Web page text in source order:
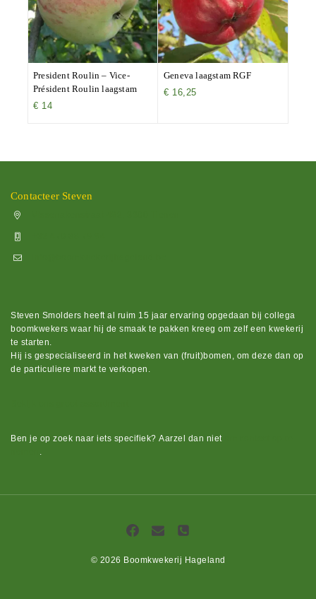
President Roulin – Vice-
Président Roulin laagstam
€ 14
Geneva laagstam RGF
€ 16,25
Contacteer Steven
Steven Smolders heeft al ruim 15 jaar ervaring opgedaan bij collega
boomkwekers waar hij de smaak te pakken kreeg om zelf een kwekerij
te starten.
Hij is gespecialiseerd in het kweken van (fruit)bomen, om deze dan op
de particuliere markt te verkopen.
Ben je op zoek naar iets specifiek? Aarzel dan niet
.
© 2026 Boomkwekerij Hageland